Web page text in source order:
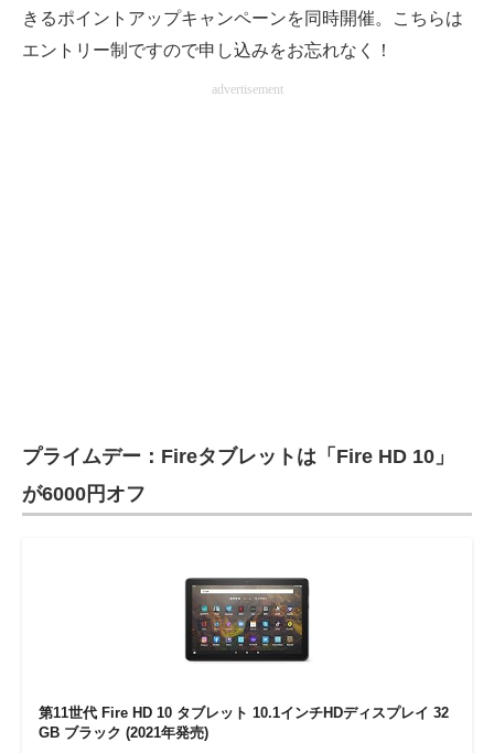
モノづくり技術者専門サイト
エレクトロニクス専門サイト
きるポイントアップキャンペーンを同時開催。こちらは
エントリー制ですので申し込みをお忘れなく！
advertisement
プライムデー：Fireタブレットは「Fire HD 10」
が6000円オフ
第11世代 Fire HD 10 タブレット 10.1インチHDディスプレイ 32
GB ブラック (2021年発売)